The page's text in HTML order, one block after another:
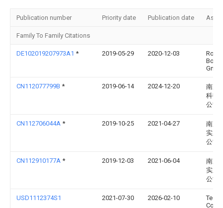
Publication number Priority date Publication date
Family To Family Citations
DE102019207973A1 * 2019-05-29 2020-12-03
Gmbh
CN112077799B * 2019-06-14 2024-12-20
南京
科技
公司
CN112706044A * 2019-10-25 2021-04-27
南京
实业
公司
CN112910177A * 2019-12-03 2021-06-04
南京
实业
公司
USD1112374S1 2021-07-30 2026-02-10